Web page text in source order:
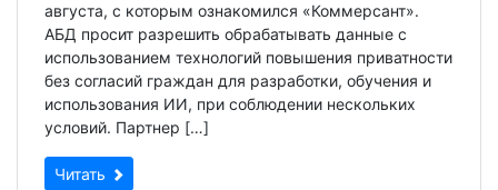
августа, с которым ознакомился «Коммерсант».
АБД просит разрешить обрабатывать данные с
использованием технологий повышения приватности
без согласий граждан для разработки, обучения и
использования ИИ, при соблюдении нескольких
условий. Партнер […]
Читать